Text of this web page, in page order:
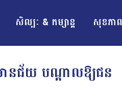
សិល្បៈ & កម្សាន្ត សុខភាព
នជ័យ បណ្តាលឱ្យជន